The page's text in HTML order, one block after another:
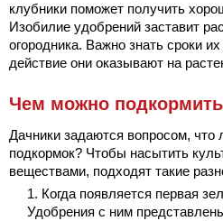
клубники поможет получить
Изобилие удобрений заставит
огородника. Важно знать сроки
действие они оказывают на
Чем можно
Дачники задаются вопросом, что
подкормок? Чтобы насытить
веществами, подходят такие
Когда появляется первая
Удобрения с ним